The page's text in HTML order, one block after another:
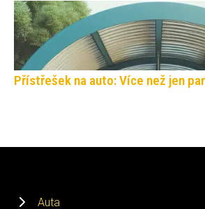
Přístřešek na auto: Více než jen
Auta